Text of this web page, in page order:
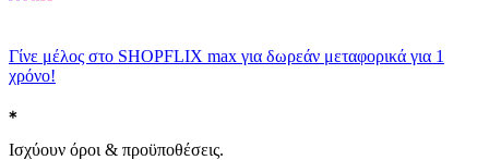
Γίνε μέλος στο SHOPFLIX max για δωρεάν μεταφορικά για 1
χρόνο!
Ισχύουν όροι & προϋποθέσεις.